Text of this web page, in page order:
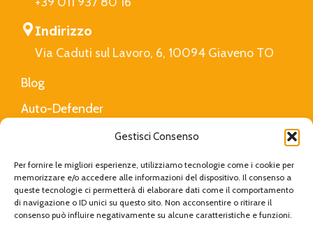
Gestisci Consenso
Per fornire le migliori esperienze, utilizziamo tecnologie come i cookie per
memorizzare e/o accedere alle informazioni del dispositivo. Il consenso a
queste tecnologie ci permetterà di elaborare dati come il comportamento
di navigazione o ID unici su questo sito. Non acconsentire o ritirare il
consenso può influire negativamente su alcune caratteristiche e funzioni.
Indirizzo
Via Caduti sul Lavoro, 6, 10094 Giaveno TO
Blog
Auto-Defender
Privacy Policy
CucciolottaCreated with Love byViva Digital|